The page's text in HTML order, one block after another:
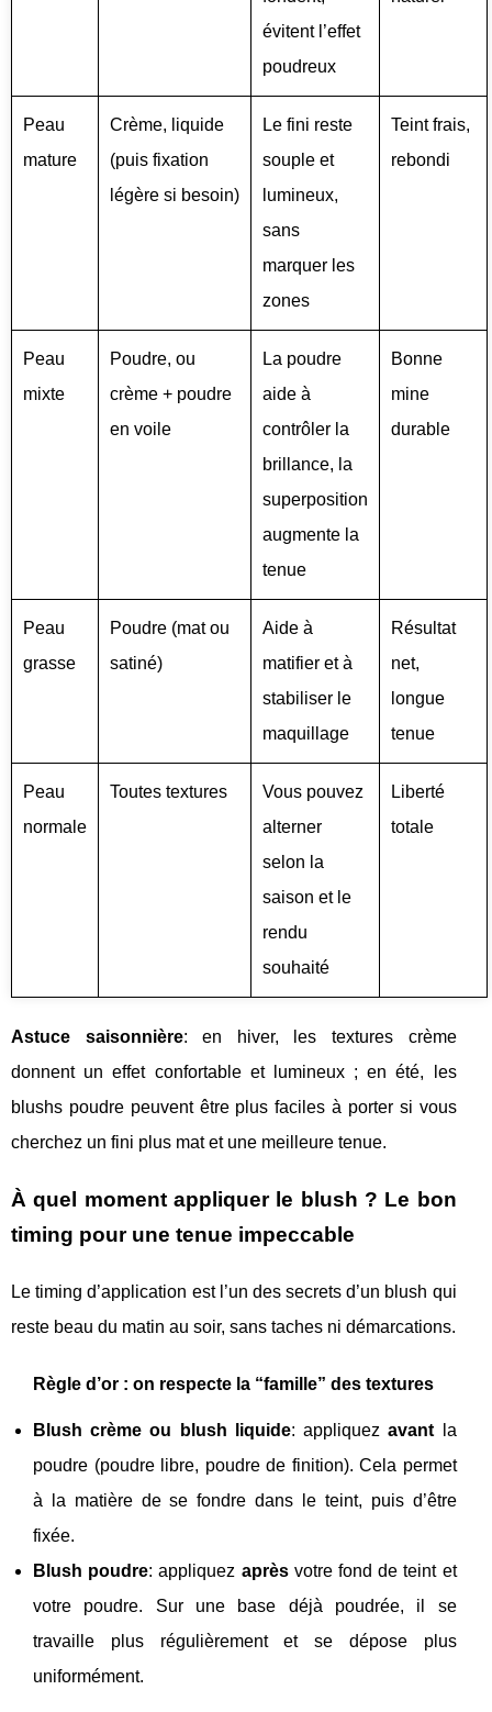
évitent l’effet
poudreux
Peau
mature
Crème, liquide
(puis fixation
légère si besoin)
Le fini reste
souple et
lumineux,
sans
marquer les
zones
Teint frais,
rebondi
Peau
mixte
Poudre, ou
crème + poudre
en voile
La poudre
aide à
contrôler la
brillance, la
superposition
augmente la
tenue
Bonne
mine
durable
Peau
grasse
Poudre (mat ou
satiné)
Aide à
matifier et à
stabiliser le
maquillage
Résultat
net,
longue
tenue
Peau
normale
Toutes textures
Vous pouvez
alterner
selon la
saison et le
rendu
souhaité
Liberté
totale
Astuce saisonnière: en hiver, les textures crème
donnent un effet confortable et lumineux ; en été, les
blushs poudre peuvent être plus faciles à porter si vous
cherchez un fini plus mat et une meilleure tenue.
À quel moment appliquer le blush ? Le bon
timing pour une tenue impeccable
Le timing d’application est l’un des secrets d’un blush qui
reste beau du matin au soir, sans taches ni démarcations.
Règle d’or : on respecte la “famille” des textures
Blush crème ou blush liquide: appliquezavant la
poudre (poudre libre, poudre de finition). Cela permet
à la matière de se fondre dans le teint, puis d’être
fixée.
Blush poudre: appliquez aprèsvotre fond de teint et
votre poudre. Sur une base déjà poudrée, il se
travaille plus régulièrement et se dépose plus
uniformément.